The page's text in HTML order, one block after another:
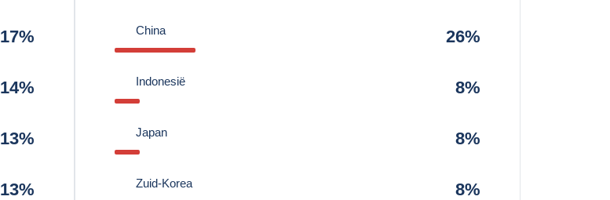
17%
14%
13%
13%
China 26%
Indonesië 8%
Japan 8%
Zuid-Korea 8%